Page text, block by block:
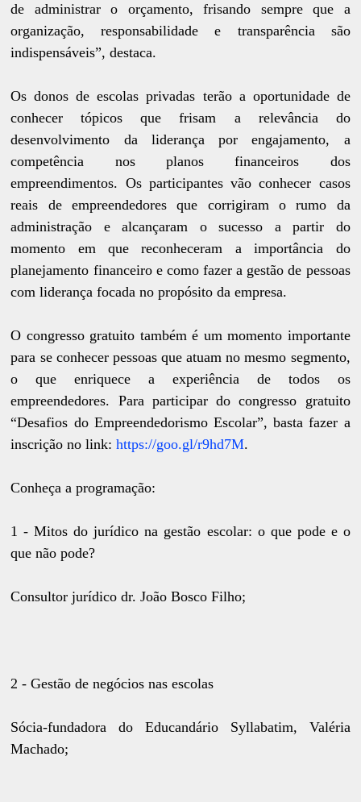
de administrar o orçamento, frisando sempre que a
organização, responsabilidade e transparência são
indispensáveis”, destaca.
Os donos de escolas privadas terão a oportunidade de
conhecer tópicos que frisam a relevância do
desenvolvimento da liderança por engajamento, a
competência nos planos financeiros dos
empreendimentos. Os participantes vão conhecer casos
reais de empreendedores que corrigiram o rumo da
administração e alcançaram o sucesso a partir do
momento em que reconheceram a importância do
planejamento financeiro e como fazer a gestão de pessoas
com liderança focada no propósito da empresa.
O congresso gratuito também é um momento importante
para se conhecer pessoas que atuam no mesmo segmento,
o que enriquece a experiência de todos os
empreendedores. Para participar do congresso gratuito
“Desafios do Empreendedorismo Escolar”, basta fazer a
inscrição no link:https://goo.gl/r9hd7M.
Conheça a programação:
1 - Mitos do jurídico na gestão escolar: o que pode e o
que não pode?
Consultor jurídico dr. João Bosco Filho;
2 - Gestão de negócios nas escolas
Sócia-fundadora do Educandário Syllabatim, Valéria
Machado;